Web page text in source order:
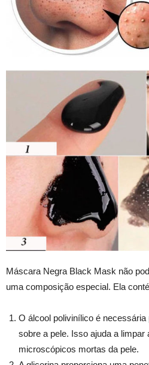
Máscara Negra Black Mask não
uma composição especial. Ela
O álcool polivinílico é
sobre a pele. Isso ajuda a limpar
microscópicos mortas da pele.